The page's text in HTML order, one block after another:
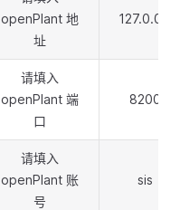
openPlant 地
址
127.0.0.1
请填入
openPlant 端
口
8200
请填入
openPlant 账
号
sis